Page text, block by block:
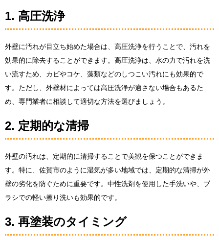
1. 高圧洗浄
外壁に汚れが目立ち始めた場合は、高圧洗浄を行うことで、汚れを
効果的に除去することができます。高圧洗浄は、水の力で汚れを洗
い流すため、カビやコケ、藻類などのしつこい汚れにも効果的で
す。ただし、外壁材によっては高圧洗浄が適さない場合もあるた
め、専門業者に相談して適切な方法を選びましょう。
2. 定期的な清掃
外壁の汚れは、定期的に清掃することで美観を保つことができま
す。特に、佐賀市のように湿気が多い地域では、定期的な清掃が外
壁の劣化を防ぐために重要です。中性洗剤を使用した手洗いや、ブ
ラシでの軽い擦り洗いも効果的です。
3. 再塗装のタイミング